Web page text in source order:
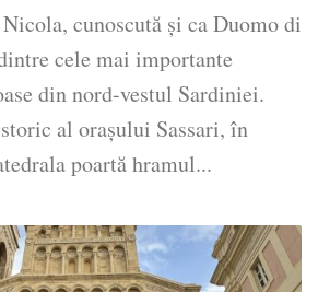
cunoscută și ca Duomo di
cele mai importante
din nord-vestul Sardiniei.
al orașului Sassari, în
poartă hramul...